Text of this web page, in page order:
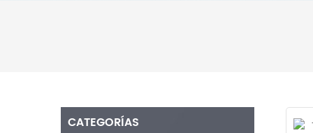
CATEGORÍAS